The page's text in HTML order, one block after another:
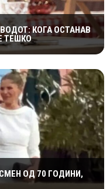
КОГА ОСТАНАВ
ТЕШКО
ОД 70 ГОДИНИ,